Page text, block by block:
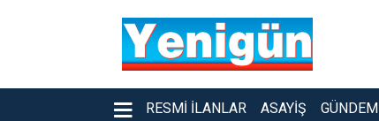
RESMI İLANLAR ASAYIŞ GÜNDEM